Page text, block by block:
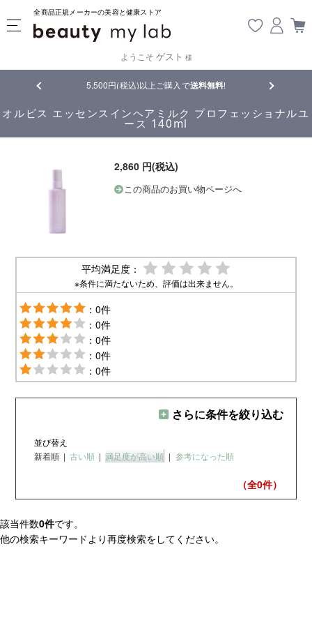
全商品正規メーカーの美容と健康ストア
ようこそ ゲスト 様
5,500円(税込)以上ご購入で 送料無料! 【重要】熊本地震
オルビス エッセンスインヘアミルク プロフェッショナルユ
ース 140ml
2,860 円(税込)
この商品のお買い物ページへ
平均満足度：
※条件に満たないため、評価は出来ません。
：0件
：0件
：0件
：0件
：0件
さらに条件を絞り込む
並び替え
新着順 | 古い順 | 満足度が高い順 | 参考になった順
（全0件）
該当件数0件です。
他の検索キーワードより再度検索をしてください。